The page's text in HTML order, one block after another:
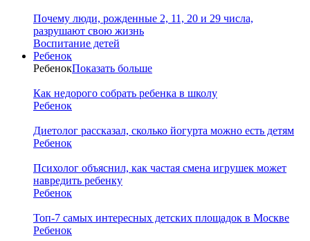
Почему люди, рожденные 2, 11, 20 и 29 числа,
разрушают свою жизнь
Воспитание детей
Ребенок
РебенокПоказать больше
Как недорого собрать ребенка в школу
Ребенок
Диетолог рассказал, сколько йогурта можно есть детям
Ребенок
Психолог объяснил, как частая смена игрушек может
навредить ребенку
Ребенок
Топ-7 самых интересных детских площадок в Москве
Ребенок